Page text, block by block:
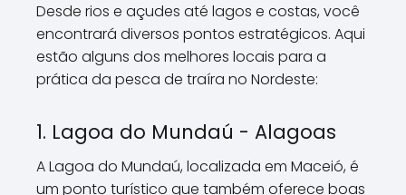
Desde rios e açudes até lagos e costas, você
encontrará diversos pontos estratégicos. Aqui
estão alguns dos melhores locais para a
prática da pesca de traíra no Nordeste:
1. Lagoa do Mundaú - Alagoas
A Lagoa do Mundaú, localizada em Maceió, é
um ponto turístico que também oferece boas